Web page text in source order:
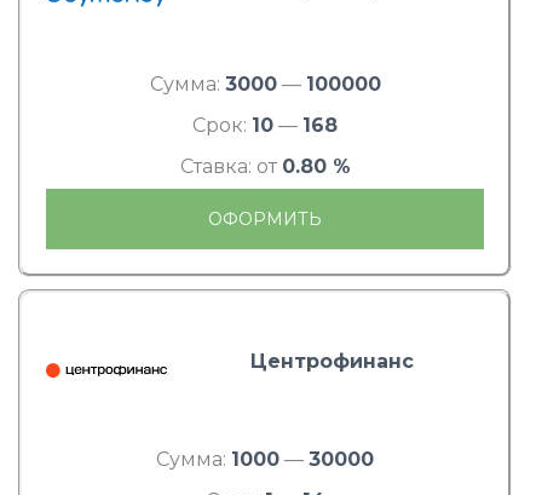
Сумма: 3000— 100000
Срок: 10 — 168
Ставка: от 0.80 %
ОФОРМИТЬ
Центрофинанс
Сумма: 1000 — 30000